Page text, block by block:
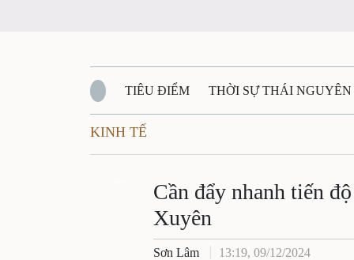
TIÊU ĐIỂM THỜI SỰ THÁI NGUYÊN
QUỐC PHÒNG - AN NINH
QUÊ HƯƠNG - ĐẤT NƯỚC QUỐC TẾ
VĂN BẢN, CHÍNH SÁCH MỚI
KINH TẾ
Cần đẩy nhanh tiến
Xuyên
Sơn Lâm 13:19, 09/12/2024